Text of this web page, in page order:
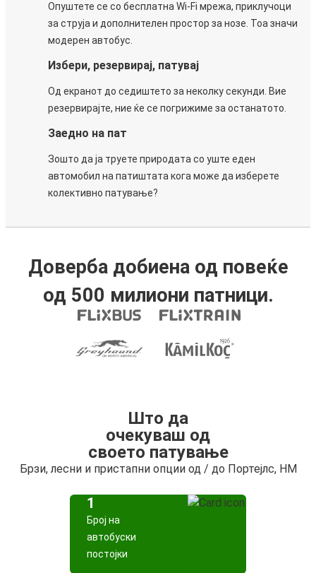
Опуштете се со бесплатна Wi-Fi мрежа, приклучоци
за струја и дополнителен простор за нозе. Тоа значи
модерен автобус.
Избери, резервирај, патувај
Од екранот до седиштето за неколку секунди. Вие
резервирајте, ние ќе се погрижиме за останатото.
Заедно на пат
Зошто да ја труете природата со уште еден
автомобил на патиштата кога може да изберете
колективно патување?
Доверба добиена од повеќе
од 500 милиони патници.
Што да
очекуваш од
своето патување
Брзи, лесни и пристапни опции од / до Портејлс, НМ
1
Број на
автобуски
постојки